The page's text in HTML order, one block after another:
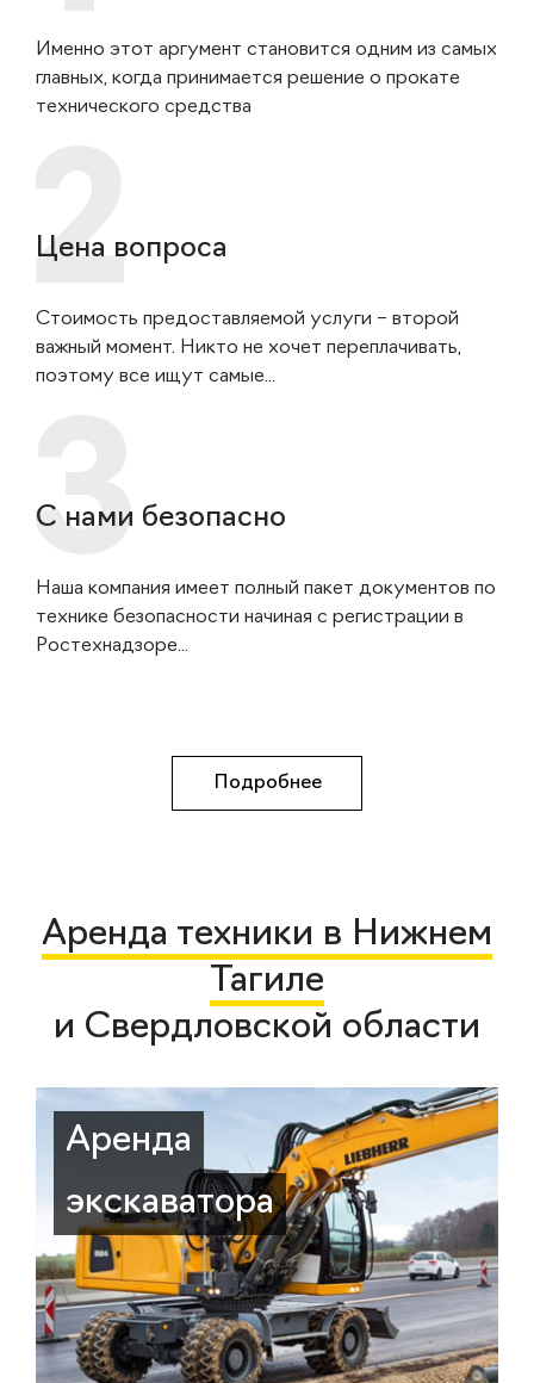
Именно этот аргумент становится одним из самых
главных, когда принимается решение о прокате
технического средства
Цена вопроса
Стоимость предоставляемой услуги – второй
важный момент. Никто не хочет переплачивать,
поэтому все ищут самые...
С нами безопасно
Наша компания имеет полный пакет документов по
технике безопасности начиная с регистрации в
Ростехнадзоре...
Подробнее
Аренда техники в Нижнем
Тагиле
и Свердловской области
Аренда
экскаватора